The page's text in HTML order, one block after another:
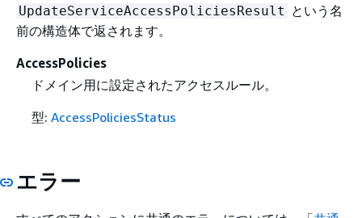
UpdateServiceAccessPoliciesResult という名
前の構造体で返されます。
AccessPolicies
ドメイン用に設定されたアクセスルール。
型: AccessPoliciesStatus
エラー